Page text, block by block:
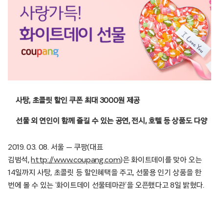
사탕, 초콜릿 할인 쿠폰 최대 3000원 제공
선물 외 연인이 함께 즐길 수 있는 공연, 전시, 호텔 등 상품도 다양
2019. 03. 08. 서울 — 쿠팡(대표
김범석, http://www.coupang.com)은 화이트데이를 맞아 오는
14일까지 사탕, 초콜릿 등 할인혜택을 주고, 선물용 인기 상품을 한
번에 볼 수 있는 ‘화이트데이 선물테마관’을 오픈했다고 8일 밝혔다.